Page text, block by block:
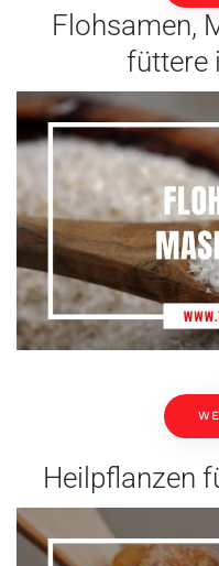
Flohsamen,
füttere
Heilpflanzen